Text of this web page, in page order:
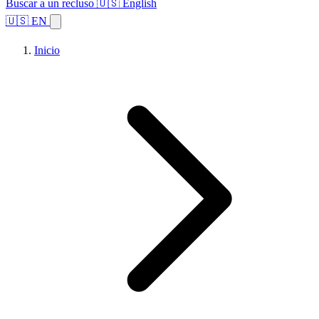
Buscar a un recluso 🇺🇸 English
🇺🇸 EN
Inicio